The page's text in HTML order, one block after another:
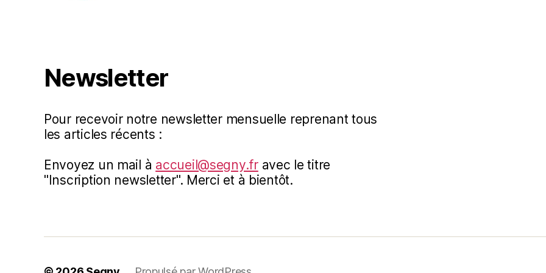
Newsletter
Pour recevoir notre newsletter mensuelle reprenant tous
les articles récents :
Envoyez un mail à accueil@segny.fravec le titre
"Inscription newsletter". Merci et à bientôt.